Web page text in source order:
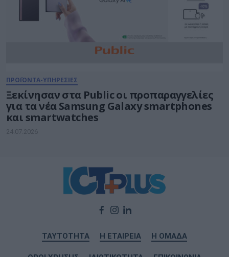
ΠΡΟΪΟΝΤΑ-ΥΠΗΡΕΣΙΕΣ
Ξεκίνησαν στα Public οι προπαραγγελίες
για τα νέα Samsung Galaxy smartphones
και smartwatches
24.07.2026
ΤΑΥΤΟΤΗΤΑ Η ΕΤΑΙΡΕΙΑ Η ΟΜΑΔΑ